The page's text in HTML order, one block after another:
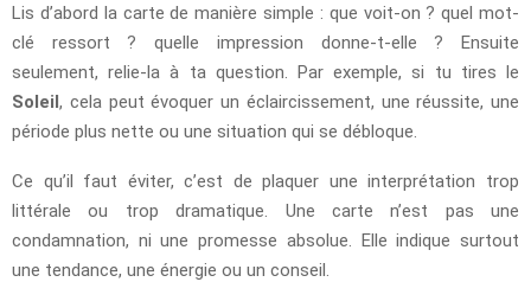
Lis d’abord la carte de manière simple : que voit-on ? quel mot-
clé ressort ? quelle impression donne-t-elle ? Ensuite
seulement, relie-la à ta question. Par exemple, si tu tires le
Soleil, cela peut évoquer un éclaircissement, une réussite, une
période plus nette ou une situation qui se débloque.
Ce qu’il faut éviter, c’est de plaquer une interprétation trop
littérale ou trop dramatique. Une carte n’est pas une
condamnation, ni une promesse absolue. Elle indique surtout
une tendance, une énergie ou un conseil.